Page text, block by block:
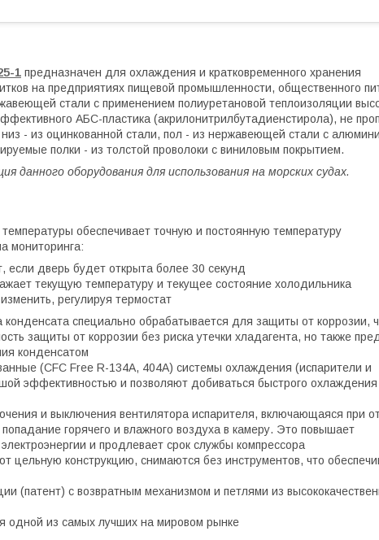
1 предназначен для охлаждения и кратковременного хранения
на предприятиях пищевой промышленности, общественного
стали с применением полиуретановой теплоизоляции
АБС-пластика (акрилонитрилбутадиенстирола), не
- из оцинкованной стали, пол - из нержавеющей стали с
полки - из толстой проволоки с виниловым покрытием.
данного оборудования для использования на морских судах.
обеспечивает точную и постоянную температуру
мониторинга:
если дверь будет открыта более 30 секунд
текущую температуру и текущее состояние холодильника
регулируя термостат
конденсата специально обрабатывается для защиты от коррозии,
защиты от коррозии без риска утечки хладагента, но также
конденсатом
(CFC Free R-134A, 404A) системы охлаждения (испарители и
эффективностью и позволяют добиваться быстрого охлаждения
и выключения вентилятора испарителя, включающаяся при
горячего и влажного воздуха в камеру. Это повышает
и продлевает срок службы компрессора
цельную конструкцию, снимаются без инструментов, что
(патент) с возвратным механизмом и петлями из
одной из самых лучших на мировом рынке